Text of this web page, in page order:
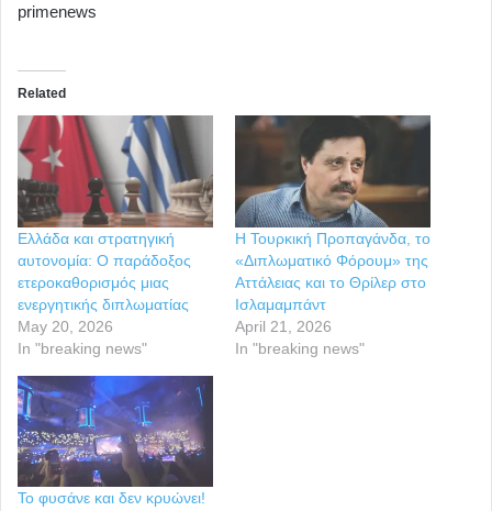
primenews
Related
Ελλάδα και στρατηγική
αυτονομία: Ο παράδοξος
ετεροκαθορισμός μιας
ενεργητικής διπλωματίας
May 20, 2026
In "breaking news"
Η Τουρκική Προπαγάνδα, το
«Διπλωματικό Φόρουμ» της
Αττάλειας και το Θρίλερ στο
Ισλαμαμπάντ
April 21, 2026
In "breaking news"
Το φυσάνε και δεν κρυώνει!